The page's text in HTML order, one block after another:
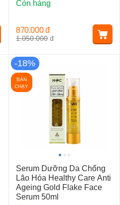
Còn hàng
1.050.000 đ
870.000 đ
-18%
BÁN
CHẠY
Serum Dưỡng Da Chống
Lão Hóa Healthy Care Anti
Ageing Gold Flake Face
Serum 50ml